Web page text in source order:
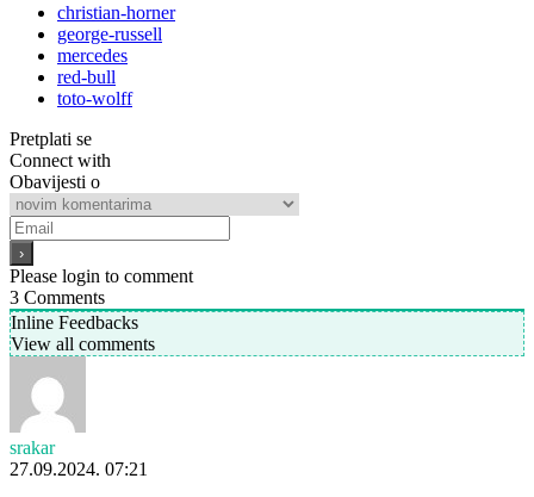
christian-horner
george-russell
mercedes
red-bull
toto-wolff
Pretplati se
Connect with
Obavijesti o
Please login to comment
3 Comments
Inline Feedbacks
View all comments
srakar
27.09.2024. 07:21